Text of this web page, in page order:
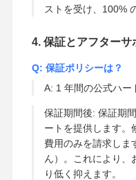
ストを受け、100%
4. 保証とアフターサ
Q: 保証ポリシーは？
A: 1 年間の公式ハー
保証期間後: 保証期
ートを提供します。
費用のみを請求しま
ん）。これにより、
り低く抑えます。